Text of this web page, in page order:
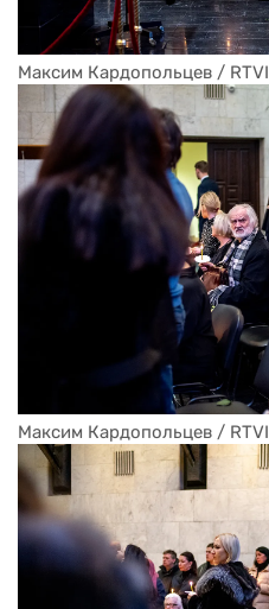
Максим Кардопольцев / RTVI
Максим Кардопольцев / RTVI